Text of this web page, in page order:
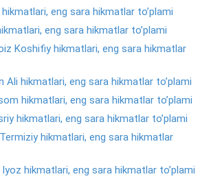
eng sara hikmatlar to’plami
eng sara hikmatlar to’plami
Koshifiy hikmatlari, eng sara hikmatlar
Ali hikmatlari, eng sara hikmatlar to’plami
hikmatlari, eng sara hikmatlar to’plami
hikmatlari, eng sara hikmatlar to’plami
hikmatlari, eng sara hikmatlar
hikmatlari, eng sara hikmatlar to’plami